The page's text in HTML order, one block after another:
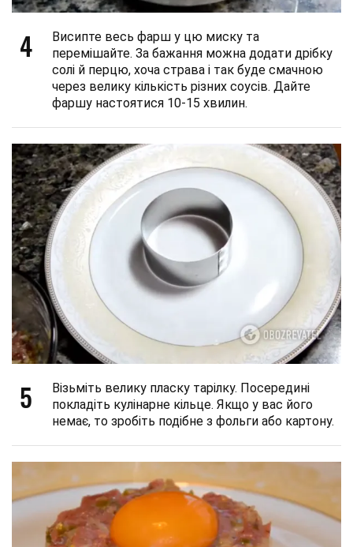
4
Висипте весь фарш у цю миску та
перемішайте. За бажання можна додати дрібку
солі й перцю, хоча страва і так буде смачною
через велику кількість різних соусів. Дайте
фаршу настоятися 10-15 хвилин.
5
Візьміть велику пласку тарілку. Посередині
покладіть кулінарне кільце. Якщо у вас його
немає, то зробіть подібне з фольги або картону.